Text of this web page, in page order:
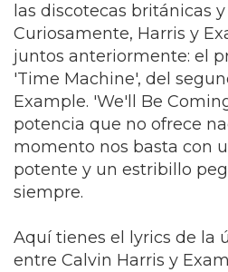
las discotecas británicas
Curiosamente, Harris y
juntos anteriormente: el
'Time Machine', del
Example. 'We'll Be
potencia que no ofrece
momento nos basta con
potente y un estribillo
siempre.
Aquí tienes el lyrics de la
entre Calvin Harris y